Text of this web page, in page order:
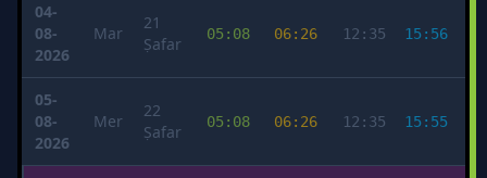
04-
08-
2026
Mar
21
Ṣafar
05:08 06:26 12:35 15:56
05-
08-
2026
Mer
22
Ṣafar
05:08 06:26 12:35 15:55